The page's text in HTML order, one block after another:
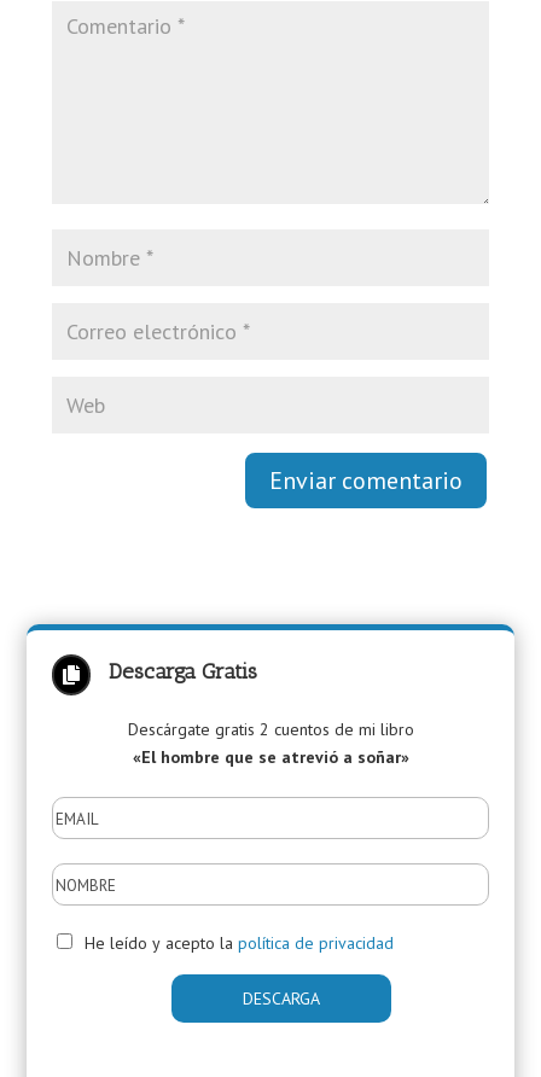
Enviar comentario
 Descarga Gratis
Descárgate gratis 2 cuentos de mi libro
«El hombre que se atrevió a soñar»
He leído y acepto la política de privacidad